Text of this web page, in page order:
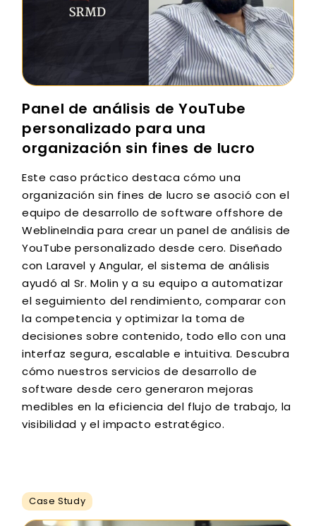
Panel de análisis de YouTube
personalizado para una
organización sin fines de lucro
Este caso práctico destaca cómo una
organización sin fines de lucro se asoció con el
equipo de desarrollo de software offshore de
WeblineIndia para crear un panel de análisis de
YouTube personalizado desde cero. Diseñado
con Laravel y Angular, el sistema de análisis
ayudó al Sr. Molin y a su equipo a automatizar
el seguimiento del rendimiento, comparar con
la competencia y optimizar la toma de
decisiones sobre contenido, todo ello con una
interfaz segura, escalable e intuitiva. Descubra
cómo nuestros servicios de desarrollo de
software desde cero generaron mejoras
medibles en la eficiencia del flujo de trabajo, la
visibilidad y el impacto estratégico.
Case Study